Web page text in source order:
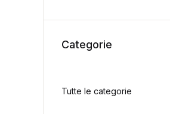
Categorie
Tutte le categorie